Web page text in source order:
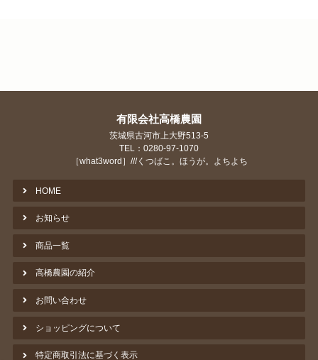
有限会社高橋農園
茨城県古河市上大野513-5
TEL：0280-97-1070
［what3word］///くつばこ。ほうが。よちよち
HOME
お知らせ
商品一覧
高橋農園の紹介
お問い合わせ
ショッピングについて
特定商取引法に基づく表示